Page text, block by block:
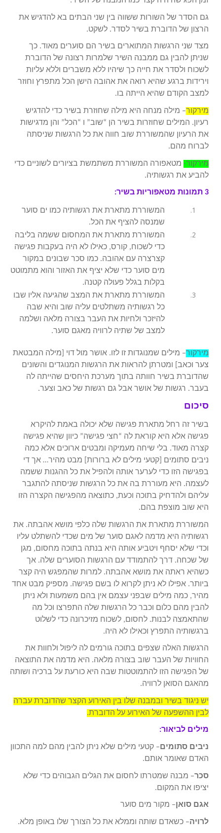
גם הסדר של השורות ששווה בין שני הבתים בא להדגיש את
הרצון של הדוברת בשיר לסדר. לשקט.
מצד שני הרגשות המתוארים בשיר הם סוערים מאוד. כך
שניתן להבין גם ממבנה השיר שלמרות רצונה של הדוברת
לשכוח ולסדר את חייה כך שיהיו ללא משברים וללא עליות
וירידות ברגע שהיא רואה את אהובה הישן הכל מתפרץ וחוזר
למצב הקודם שהיא הייתה בו.
מירקור– מילה מנחה היא מילה שחוזרת בשיר כדי להדגיש
רעיון. המילים שחוזרות בשיר הן “שוב” ו “הכל” והן מדגישות
את הרעיון שהמשוררת שוב חווה את כל הרגשות שניסתה
לברוח מהם.
מירקור- מטאפורה המשוררת משתמשת בציורים לשוניים כדי
להביע את רגשותיה.
3 תמונות מטאפוריות בשיר:
המשוררת מתארת את רגשותיה כמו ים סוער
שמנסה להציף את הכל.
המשוררת מתארת את המחסום ששמה בליבה
כדי לשכוח, קורס, כאילו לא היה בעקבות פגישה
קצרצרה עם אהובה. כמו סכר שבונים במקור
מים סוער כדי שלא יציף את האזור והוא מתמוטט
בקלות בגלל פעולה קטנה.
המשוררת מתארת את המצב שהגיעה אליו שבו
כל רגשותיה משתלטים עליה שוב והיא שבה
להיזכר ולחיות את העבר בצורה מלאה ושלמה
למצב של שתיה לרוויה מאגם סוער.
מירקור– מילים שמנוגדות זו לזו. אושר מול דוי [מילה המבטאת
צער וכאב] ומטרתן להראות את הרגשות המנוגדים והשונים
שהדוברת בשיר חוותה בתוך מערכת היחסים שהייתה לה
בעבר. רגשות של אושר אבל גם רגשות של כאב וצער.
סיכום
בשיר זה רחל מתארת פגישה שלא יכולה באמת להיקרא
פגישה אלא היא קוראת לה “חצי פגישה” כיוון שהיא פגישה
קצרה מאוד. בלי שיחה מעמיקה ומבטים ארוכים אלא כמה
ניבים סתומים [קטעי מילים לא ברורות] מבט מהיר… אך די
בפגישה הזו כדי לערער אותה ולהפיל את כל ההגנות ששמה
לעצמה. היא מעוררת בה את כל הרגשות שניסתה להתגבר
עליהם ולהדחיק בתוכה וכעת, כתוצאה מהפגישה הקצרה הזו
היא שוב מוצפת בהם.
המשוררת מתארת את הרגשות שלה כלפי מושא אהבתה. את
רגשותיה היא מדמה לאגם סוער של מים שכדי להשתלט עליו
וכדי שלא יסחף ויטביע אותה היא בנתה בתוכה מחסום, מגן
של שכחה. דרך להתמודד עם הרגשות הסוערים שלה. אך
כשהיא ראתה את מושא אהבתה. למרות שהמפגש היה קצר
ביותר. אפילו לא ניתן לקרוא לו בשם פגישה. מספיק מבט אחד
מהיר, כמה מילים שבפני עצמם אין בהם משמעות ולא ניתן
להבין מהם כלום וכבר כל הרגשות שלה התפרצו וכל מה
שהתאמצה לבנות. לחסום, לשכוח מזיכרונה כדי לשלוט
ברגשותיה התפרץ וכאילו לא היה.
הרגשות האלה שצפים בתוכה גורמים לה ליפול ולחוות את
החוויות של העבר שוב בצורה מלאה. היא מדמה את התוצאה
של הפגישה הזו להתמוטטות שבה היא כורעת על ברכיה ושותה
מהאגם הסואן לרוויה.
יש ניגוד בשיר ובמבנה שלו בין האירוע הקצר שהדוברת עברה
לבין ההשפעה של האירוע על הדוברת.
מילים לביאור:
ניבים סתומים – קטעי מילים שלא ניתן להבין מהם למה התכוון
האדם שאומר אותם.
סכר– מבנה שמטרתו לחסום את הגלים הגבוהים כדי שלא
יציפו את המקום.
אגם סואן – מקור מים סוער
לרויה– כשאדם שותה וממלא את כל הצורך שלו באופן מלא.